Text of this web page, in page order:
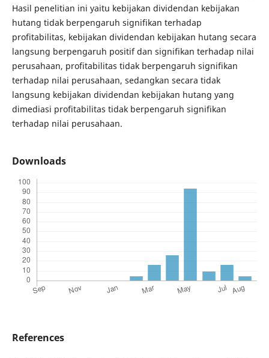
Hasil penelitian ini yaitu kebijakan dividendan kebijakan
hutang tidak berpengaruh signifikan terhadap
profitabilitas, kebijakan dividendan kebijakan hutang secara
langsung berpengaruh positif dan signifikan terhadap nilai
perusahaan, profitabilitas tidak berpengaruh signifikan
terhadap nilai perusahaan, sedangkan secara tidak
langsung kebijakan dividendan kebijakan hutang yang
dimediasi profitabilitas tidak berpengaruh signifikan
terhadap nilai perusahaan.
Downloads
References